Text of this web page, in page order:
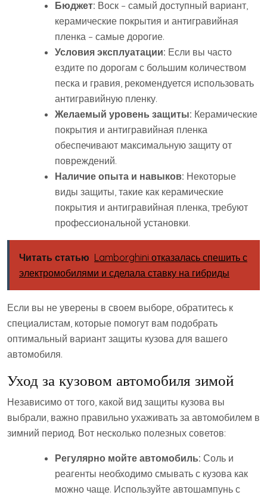
Бюджет: Воск – самый доступный вариант,
керамические покрытия и антигравийная
пленка – самые дорогие.
Условия эксплуатации: Если вы часто
ездите по дорогам с большим количеством
песка и гравия, рекомендуется использовать
антигравийную пленку.
Желаемый уровень защиты: Керамические
покрытия и антигравийная пленка
обеспечивают максимальную защиту от
повреждений.
Наличие опыта и навыков: Некоторые
виды защиты, такие как керамические
покрытия и антигравийная пленка, требуют
профессиональной установки.
Читать статью Lamborghini отказалась спешить с
электромобилями и сделала ставку на гибриды
Если вы не уверены в своем выборе, обратитесь к
специалистам, которые помогут вам подобрать
оптимальный вариант защиты кузова для вашего
автомобиля.
Уход за кузовом автомобиля зимой
Независимо от того, какой вид защиты кузова вы
выбрали, важно правильно ухаживать за автомобилем в
зимний период. Вот несколько полезных советов:
Регулярно мойте автомобиль: Соль и
реагенты необходимо смывать с кузова как
можно чаще. Используйте автошампунь с